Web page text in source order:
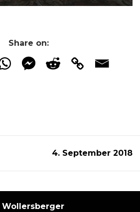
Share on:
4. September 2018
Wollersberger